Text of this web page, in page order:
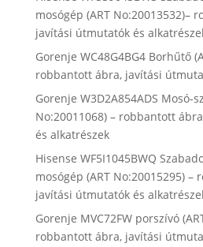
mosógép (ART No:20013532)–
javítási útmutatók és
Gorenje WC48G4BG4 Borhűtő
robbantott ábra, javítási
Gorenje W3D2A854ADS Mosó-
No:20011068) – robbantott
és alkatrészek
Hisense WF5I1045BWQ
mosógép (ART No:20015295)
javítási útmutatók és
Gorenje MVC72FW porszívó
robbantott ábra, javítási